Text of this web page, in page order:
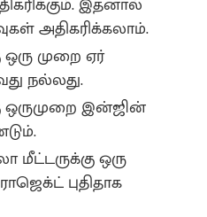
அதிகரிக்கலாம்.
ஒரு முறை ஏர்
நல்லது.
ஒருமுறை இன்ஜின்
மீட்டருக்கு ஒரு
புதிதாக